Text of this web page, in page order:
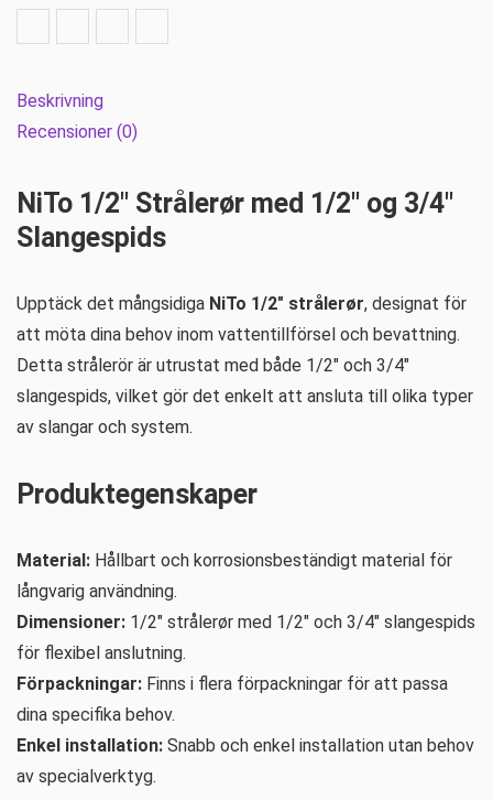
Beskrivning
Recensioner (0)
NiTo 1/2″ Strålerør med 1/2″ og 3/4″
Slangespids
Upptäck det mångsidiga NiTo 1/2″ strålerør, designat för
att möta dina behov inom vattentillförsel och bevattning.
Detta strålerör är utrustat med både 1/2″ och 3/4″
slangespids, vilket gör det enkelt att ansluta till olika typer
av slangar och system.
Produktegenskaper
Material: Hållbart och korrosionsbeständigt material för
långvarig användning.
Dimensioner: 1/2″ strålerør med 1/2″ och 3/4″ slangespids
för flexibel anslutning.
Förpackningar: Finns i flera förpackningar för att passa
dina specifika behov.
Enkel installation: Snabb och enkel installation utan behov
av specialverktyg.